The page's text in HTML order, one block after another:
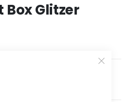
Box Glitzer